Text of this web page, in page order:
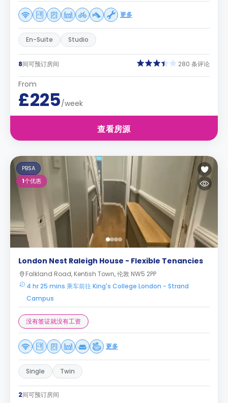
更多
En-Suite Studio
8间可预订房间 280 条评论
From
£225/week
查看房源
PBSA
1个优惠
London Nest Raleigh House - Flexible Tenancies
Falkland Road, Kentish Town, 伦敦 NW5 2PP
4 hr 25 mins 乘车前往 King's College London - Strand
Campus
没有签证就没有工资
更多
Single Twin
2间可预订房间